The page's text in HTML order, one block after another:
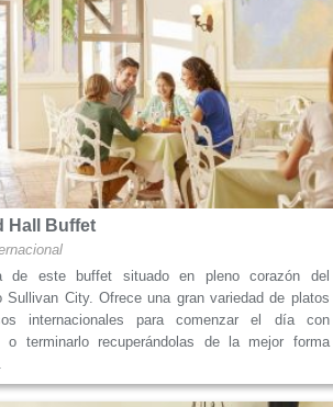
Hall Buffet
de este buffet situado en pleno corazón del
Sullivan City. Ofrece una gran variedad de platos
internacionales para comenzar el día con
o terminarlo recuperándolas de la mejor forma